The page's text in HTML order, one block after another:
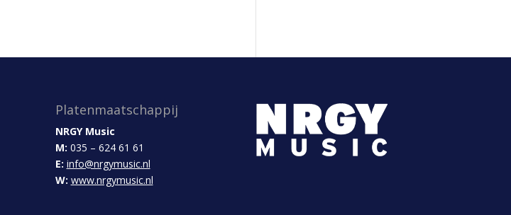
Platenmaatschappij
NRGY Music
M: 035 – 624 61 61
E: info@nrgymusic.nl
W: www.nrgymusic.nl